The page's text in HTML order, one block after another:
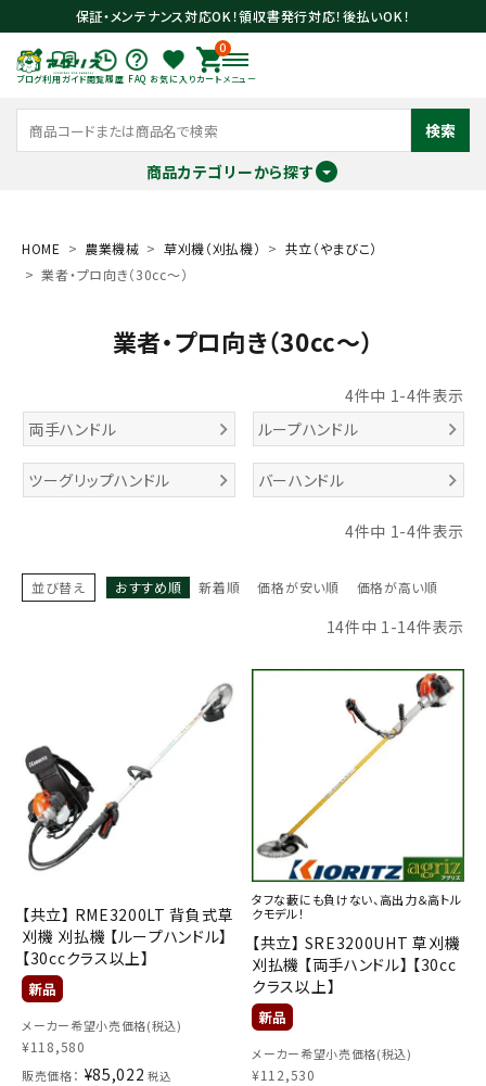
保証・メンテナンス対応OK！領収書発行対応！後払いOK！
ブログ利用ガイド閲覧履歴 FAQ お気に入り
0
カート メニュー
検索
商品カテゴリーから探す
meeting_room ログイン person 会員登録
閲覧履歴一覧
補修部品
レンタル
ブログ
利用ガイド FAQ
HOME 農業機械 草刈機（刈払機）
共立（やまびこ）
業者・プロ向き（30cc～）
業者・プロ向き（30cc～）
4件中 1-4件表示
両手ハンドル
ループハンドル
ツーグリップハンドル バーハンドル
4件中 1-4件表示
並び替え おすすめ順 新着順 価格が安い順 価格が高い順
14件中 1-14件表示
【共立】 RME3200LT 背負式草
刈機 刈払機 【ループハンドル】
【30ccクラス以上】
メーカー希望小売価格(税込)
¥118,580
販売価格： ¥85,022 税込
タフな藪にも負けない、高出力＆高トル
クモデル！
【共立】 SRE3200UHT 草刈機
刈払機 【両手ハンドル】 【30cc
クラス以上】
メーカー希望小売価格(税込)
¥112,530